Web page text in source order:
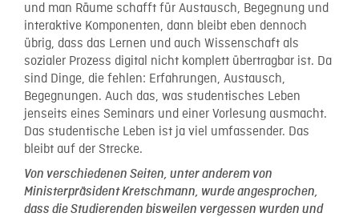
und man Räume schafft für Austausch, Begegnung und
interaktive Komponenten, dann bleibt eben dennoch
übrig, dass das Lernen und auch Wissenschaft als
sozialer Prozess digital nicht komplett übertragbar ist. Da
sind Dinge, die fehlen: Erfahrungen, Austausch,
Begegnungen. Auch das, was studentisches Leben
jenseits eines Seminars und einer Vorlesung ausmacht.
Das studentische Leben ist ja viel umfassender. Das
bleibt auf der Strecke.
Von verschiedenen Seiten, unter anderem von
Ministerpräsident Kretschmann, wurde angesprochen,
dass die Studierenden bisweilen vergessen wurden und